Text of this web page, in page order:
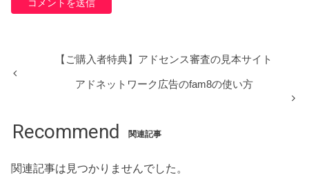
【ご購入者特典】アドセンス審査の見本サイト
アドネットワーク広告のfam8の使い方
Recommend 関連記事
関連記事は見つかりませんでした。